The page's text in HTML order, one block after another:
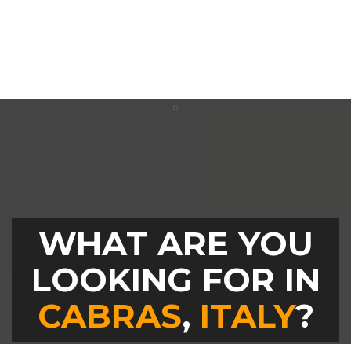
WHAT ARE YOU
LOOKING FOR IN
CABRAS, ITALY?